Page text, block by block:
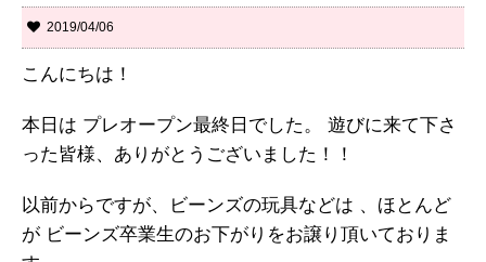
2019/04/06
こんにちは！
本日は プレオープン最終日でした。 遊びに来て下さ
った皆様、ありがとうございました！！
以前からですが、ビーンズの玩具などは 、ほとんど
が ビーンズ卒業生のお下がりをお譲り頂いておりま